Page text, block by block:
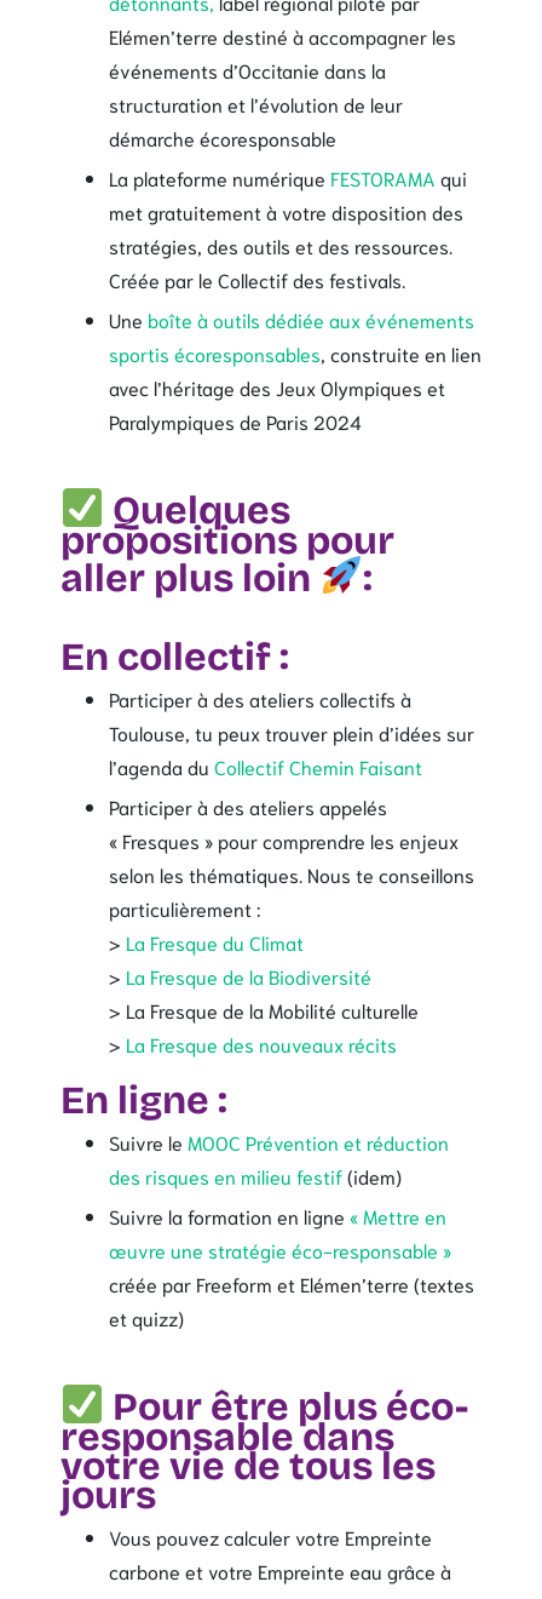
Elémen’terre destiné à accompagner les
événements d’Occitanie dans la
structuration et l’évolution de leur
démarche écoresponsable
La plateforme numérique FESTORAMA qui
met gratuitement à votre disposition des
stratégies, des outils et des ressources.
Créée par le Collectif des festivals.
Une boîte à outils dédiée aux événements
sportis écoresponsables , construite en lien
avec l’héritage des Jeux Olympiques et
Paralympiques de Paris 2024
Quelques
propositions pour
aller plus loin
:
En collectif :
Participer à des ateliers collectifs à
Toulouse, tu peux trouver plein d’idées sur
l’agenda du Collectif Chemin Faisant
Participer à des ateliers appelés
« Fresques » pour comprendre les enjeux
selon les thématiques. Nous te conseillons
particulièrement :
> La Fresque du Climat
> La Fresque de la Biodiversité
> La Fresque de la Mobilité culturelle
> La Fresque des nouveaux récits
En ligne :
Suivre le MOOC Prévention et réduction
des risques en milieu festif(idem)
Suivre la formation en ligne « Mettre en
œuvre une stratégie éco-responsable »
créée par Freeform et Elémen’terre (textes
et quizz)
Pour être plus éco-
responsable dans
votre vie de tous les
jours
Vous pouvez calculer votre Empreinte
carbone et votre Empreinte eau grâce à